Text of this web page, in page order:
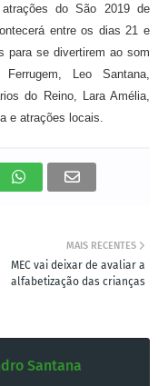
do São 2019 de
entre os dias 21 e
para se divertirem ao som
Leo Santana,
do Reino, Lara Amélia,
e atrações locais.
MAIS RECENTES
MEC vai deixar de avaliar a
alfabetização das crianças
Santana